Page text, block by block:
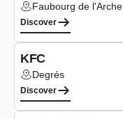
Lieu :Faubourg de l'Arche
Discover
KFC
Lieu :Degrés
Discover